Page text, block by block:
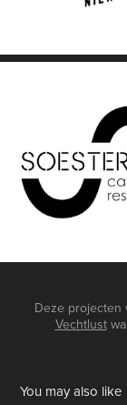
Deze projecten
Vechtlust
You may also like